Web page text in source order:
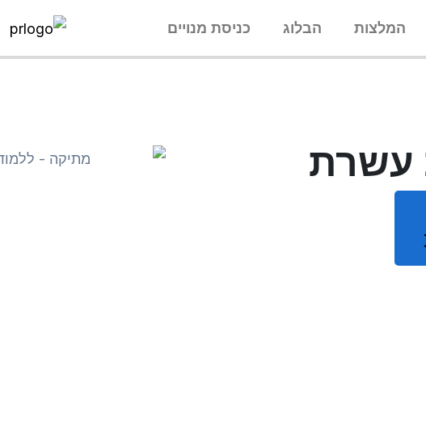
המלצות הבלוג כניסת מנויים
עשרת